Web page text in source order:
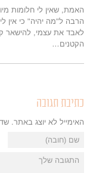
האמת, שאין לי חלומות
הרבה ל"מה יהיה" כי אין
לאבד את עצמי, להישאר
הקטנים…
כתיבת תגובה
האימייל לא יוצג באתר.